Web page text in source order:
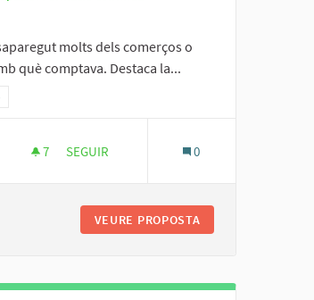
molts dels comerços o
què comptava. Destaca la...
categoria: Economia i ocupació
7 7 SEGUIDORES
SEGUIR 0
VEURE PROPOSTA